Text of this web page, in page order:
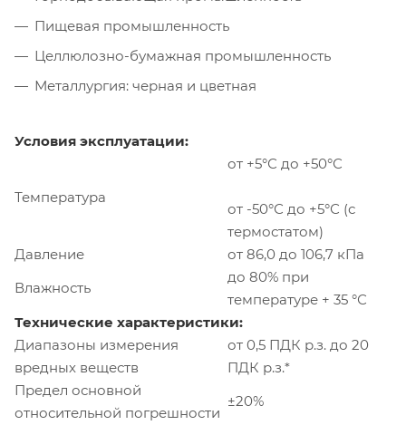
Пищевая промышленность
Целлюлозно-бумажная промышленность
Металлургия: черная и цветная
Условия эксплуатации:
Температура
от +5°С до +50°С
от -50°С до +5°С (с
термостатом)
Давление
от 86,0 до 106,7 кПа
Влажность
до 80% при
температуре + 35 °С
Технические характеристики:
Диапазоны измерения
вредных веществ
от 0,5 ПДК р.з. до 20
ПДК р.з.*
Предел основной
относительной погрешности
±20%